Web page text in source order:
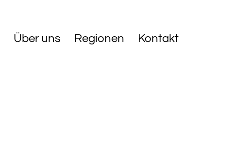
Über uns Regionen Kontakt